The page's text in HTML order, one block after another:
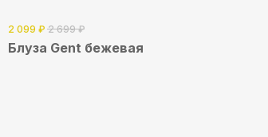
2 099 ₽ 2 699 ₽
Блуза Gent бежевая